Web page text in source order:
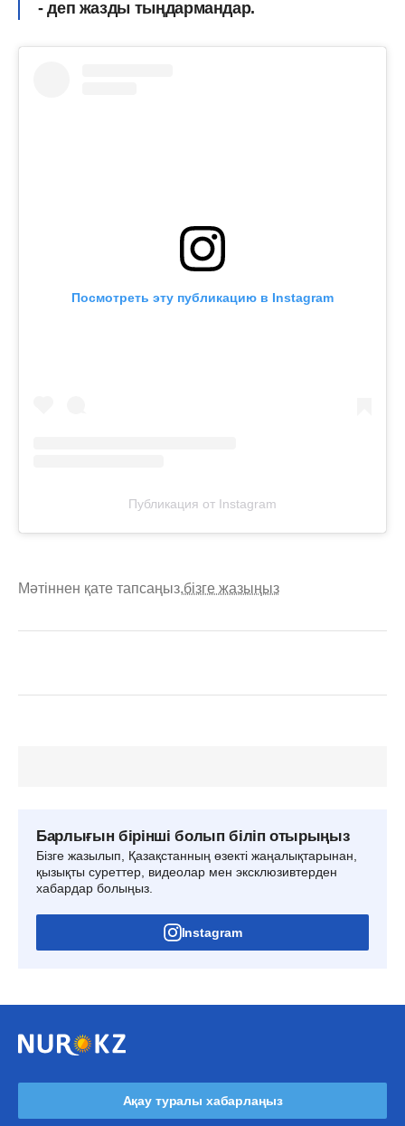
- деп жазды тыңдармандар.
Посмотреть эту публикацию в Instagram
Публикация от Instagram
Мәтіннен қате тапсаңыз,бізге жазыңыз
Барлығын бірінші болып біліп отырыңыз
Бізге жазылып, Қазақстанның өзекті жаңалықтарынан,
қызықты суреттер, видеолар мен эксклюзивтерден
хабардар болыңыз.
Instagram
Ақау туралы хабарлаңыз